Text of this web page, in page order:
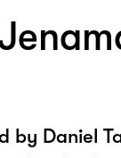
by Daniel